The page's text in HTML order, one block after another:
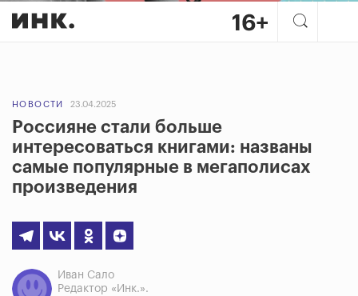
НОВОСТИ 23.04.2025
Россияне стали больше
интересоваться книгами: названы
самые популярные в мегаполисах
произведения
Иван Сало
Редактор «Инк.».